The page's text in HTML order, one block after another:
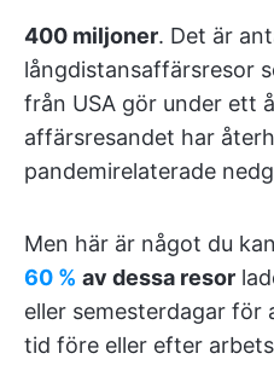
400 miljoner. Det är
långdistansaffärsresor
från USA gör under ett
affärsresandet har
pandemirelaterade
Men här är något du
60 % av dessa resor
eller semesterdagar för
tid före eller efter